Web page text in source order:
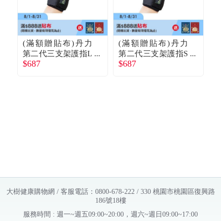
(滿額贈貼布)丹力
第二代三支架護指L
R-14
$687
(滿額贈貼布)丹力
第二代三支架護指S
R-14
$687
大樹健康購物網 / 客服電話：0800-678-222 / 330 桃園市桃園區復興路
186號18樓
服務時間 : 週一~週五09:00~20:00，週六~週日09:00~17:00